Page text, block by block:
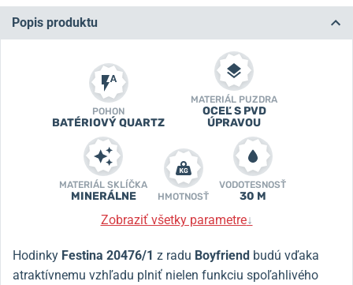
Popis produktu
POHON
BATÉRIOVÝ QUARTZ
MATERIÁL PUZDRA
OCEĽ S PVD
ÚPRAVOU
MATERIÁL SKLÍČKA
MINERÁLNE HMOTNOSŤ
VODOTESNOSŤ
30 M
Zobraziť všetky parametre↓
Hodinky Festina 20476/1 z radu Boyfriend budú vďaka
atraktívnemu vzhľadu plniť nielen funkciu spoľahlivého